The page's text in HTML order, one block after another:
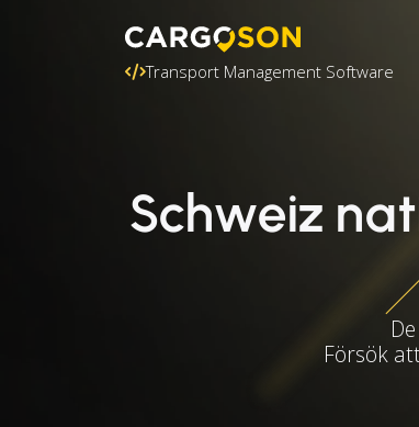
Transport Management Software
Schweiz
Försök